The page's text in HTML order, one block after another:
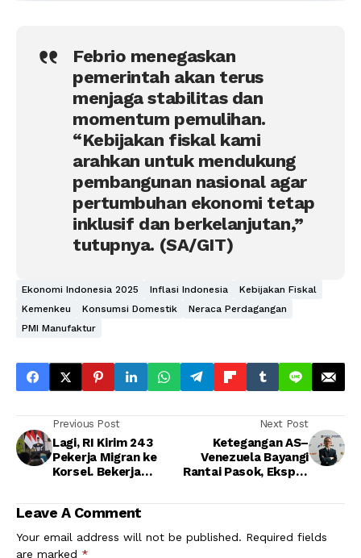
Febrio menegaskan
pemerintah akan terus
menjaga stabilitas dan
momentum pemulihan.
“Kebijakan fiskal kami
arahkan untuk mendukung
pembangunan nasional agar
pertumbuhan ekonomi tetap
inklusif dan berkelanjutan,”
tutupnya. (SA/GIT)
Ekonomi Indonesia 2025 Inflasi Indonesia
Kebijakan Fiskal
Kemenkeu
Konsumsi Domestik
Neraca Perdagangan
PMI Manufaktur
Previous Post
Lagi, RI Kirim 243
Pekerja Migran ke
Korsel. Bekerja
Next Post
Ketegangan AS–
Venezuela Bayangi
Rantai Pasok, Ekspor
Leave A Comment
Your email address will not be published. Required fields
are marked *